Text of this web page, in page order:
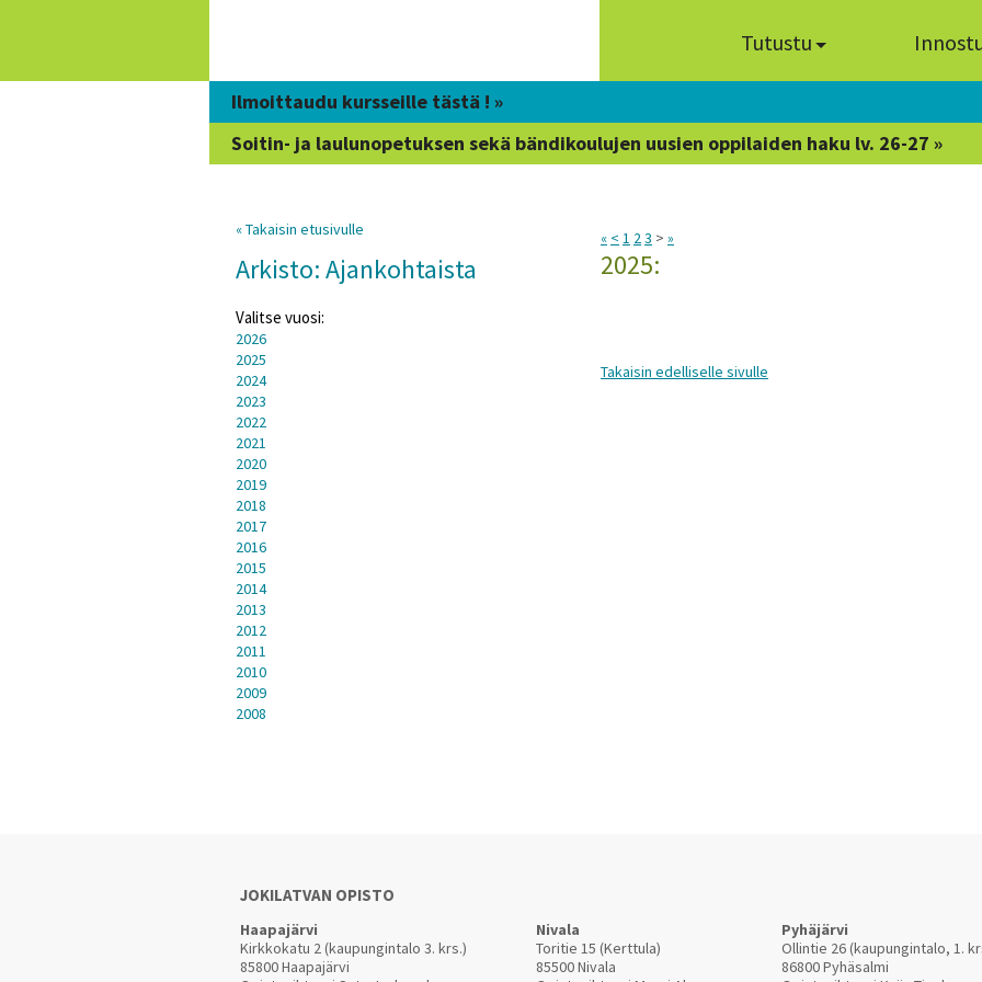
Tutustu
Ilmoittaudu kursseille tästä ! »
Soitin- ja laulunopetuksen sekä bändikoulujen uusien oppilaiden haku lv. 26-27 »
« < 1 23 > »
2025:
Takaisin edelliselle sivulle
« Takaisin etusivulle
Arkisto: Ajankohtaista
Valitse vuosi:
2026
2025
2024
2023
2022
2021
2020
2019
2018
2017
2016
2015
2014
2013
2012
2011
2010
2009
2008
JOKILATVAN OPISTO
Haapajärvi
Kirkkokatu 2 (kaupungintalo 3. krs.)
85800 Haapajärvi
Nivala
Toritie 15 (Kerttula)
85500 Nivala
Pyhäjärvi
Ollintie 26 (kaupungintalo, 1.
86800 Pyhäsalmi